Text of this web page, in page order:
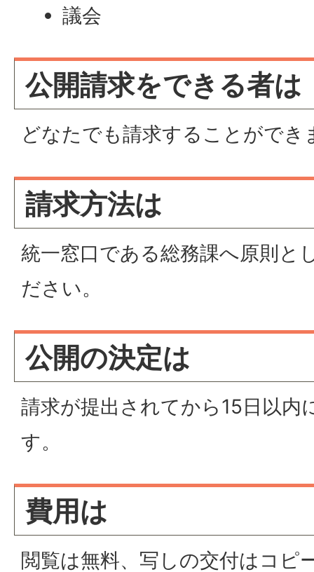
議会
公開請求をできる者は
どなたでも請求することができ
請求方法は
統一窓口である総務課へ原則と
ださい。
公開の決定は
請求が提出されてから15日以内
す。
費用は
閲覧は無料、写しの交付はコピ